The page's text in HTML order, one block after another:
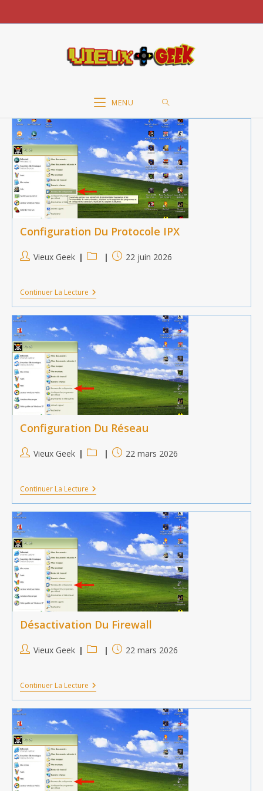
to
MENU
Configuration Du Protocole IPX
Auteur/autrice
publication :
Vieux Geek
Post
Publication
22 juin 2026
Continuer La LectureConfiguration
Du
Protocole
IPX
Configuration Du Réseau
Auteur/autrice
publication :
Vieux Geek
Post
Publication
22 mars 2026
Continuer La LectureConfiguration
Du
Réseau
Désactivation Du Firewall
Auteur/autrice
publication :
Vieux Geek
Post
Publication
22 mars 2026
Continuer La LectureDésactivation
Du
Firewall